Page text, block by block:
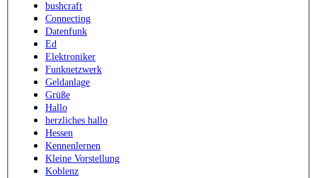
bushcraft
Connecting
Datenfunk
Ed
Elektroniker
Funknetzwerk
Geldanlage
Grüße
Hallo
herzliches hallo
Hessen
Kennenlernen
Kleine Vorstellung
Koblenz